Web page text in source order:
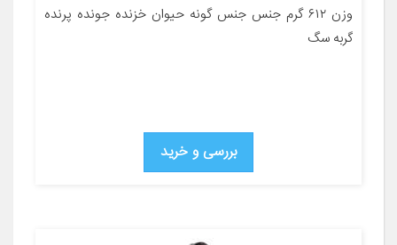
وزن ۶۱۲ گرم جنس جنس گونه حیوان خزنده جونده پرنده
گربه سگ
بررسی و خرید